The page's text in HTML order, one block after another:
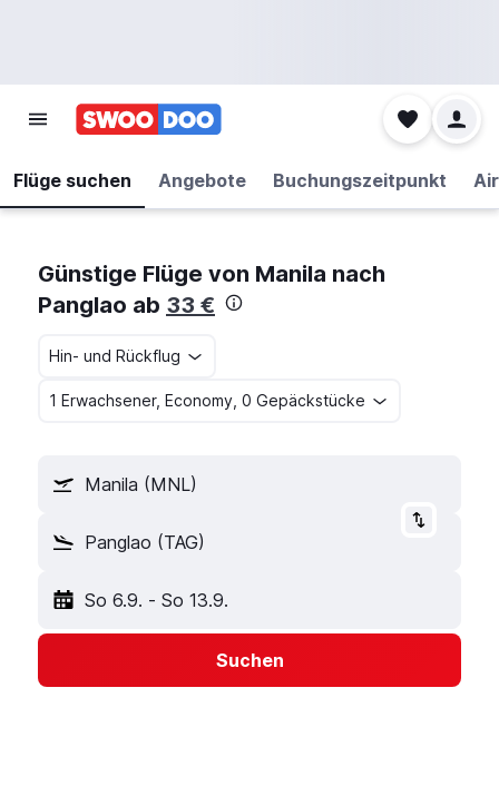
Flüge suchen Angebote Buchungszeitpunkt
Günstige Flüge von Manila nach
Panglao ab 33 €
Hin- und Rückflug
1 Erwachsener, Economy, 0 Gepäckstücke
Manila (MNL)
Panglao (TAG)
So 6.9. - So 13.9.
Suchen